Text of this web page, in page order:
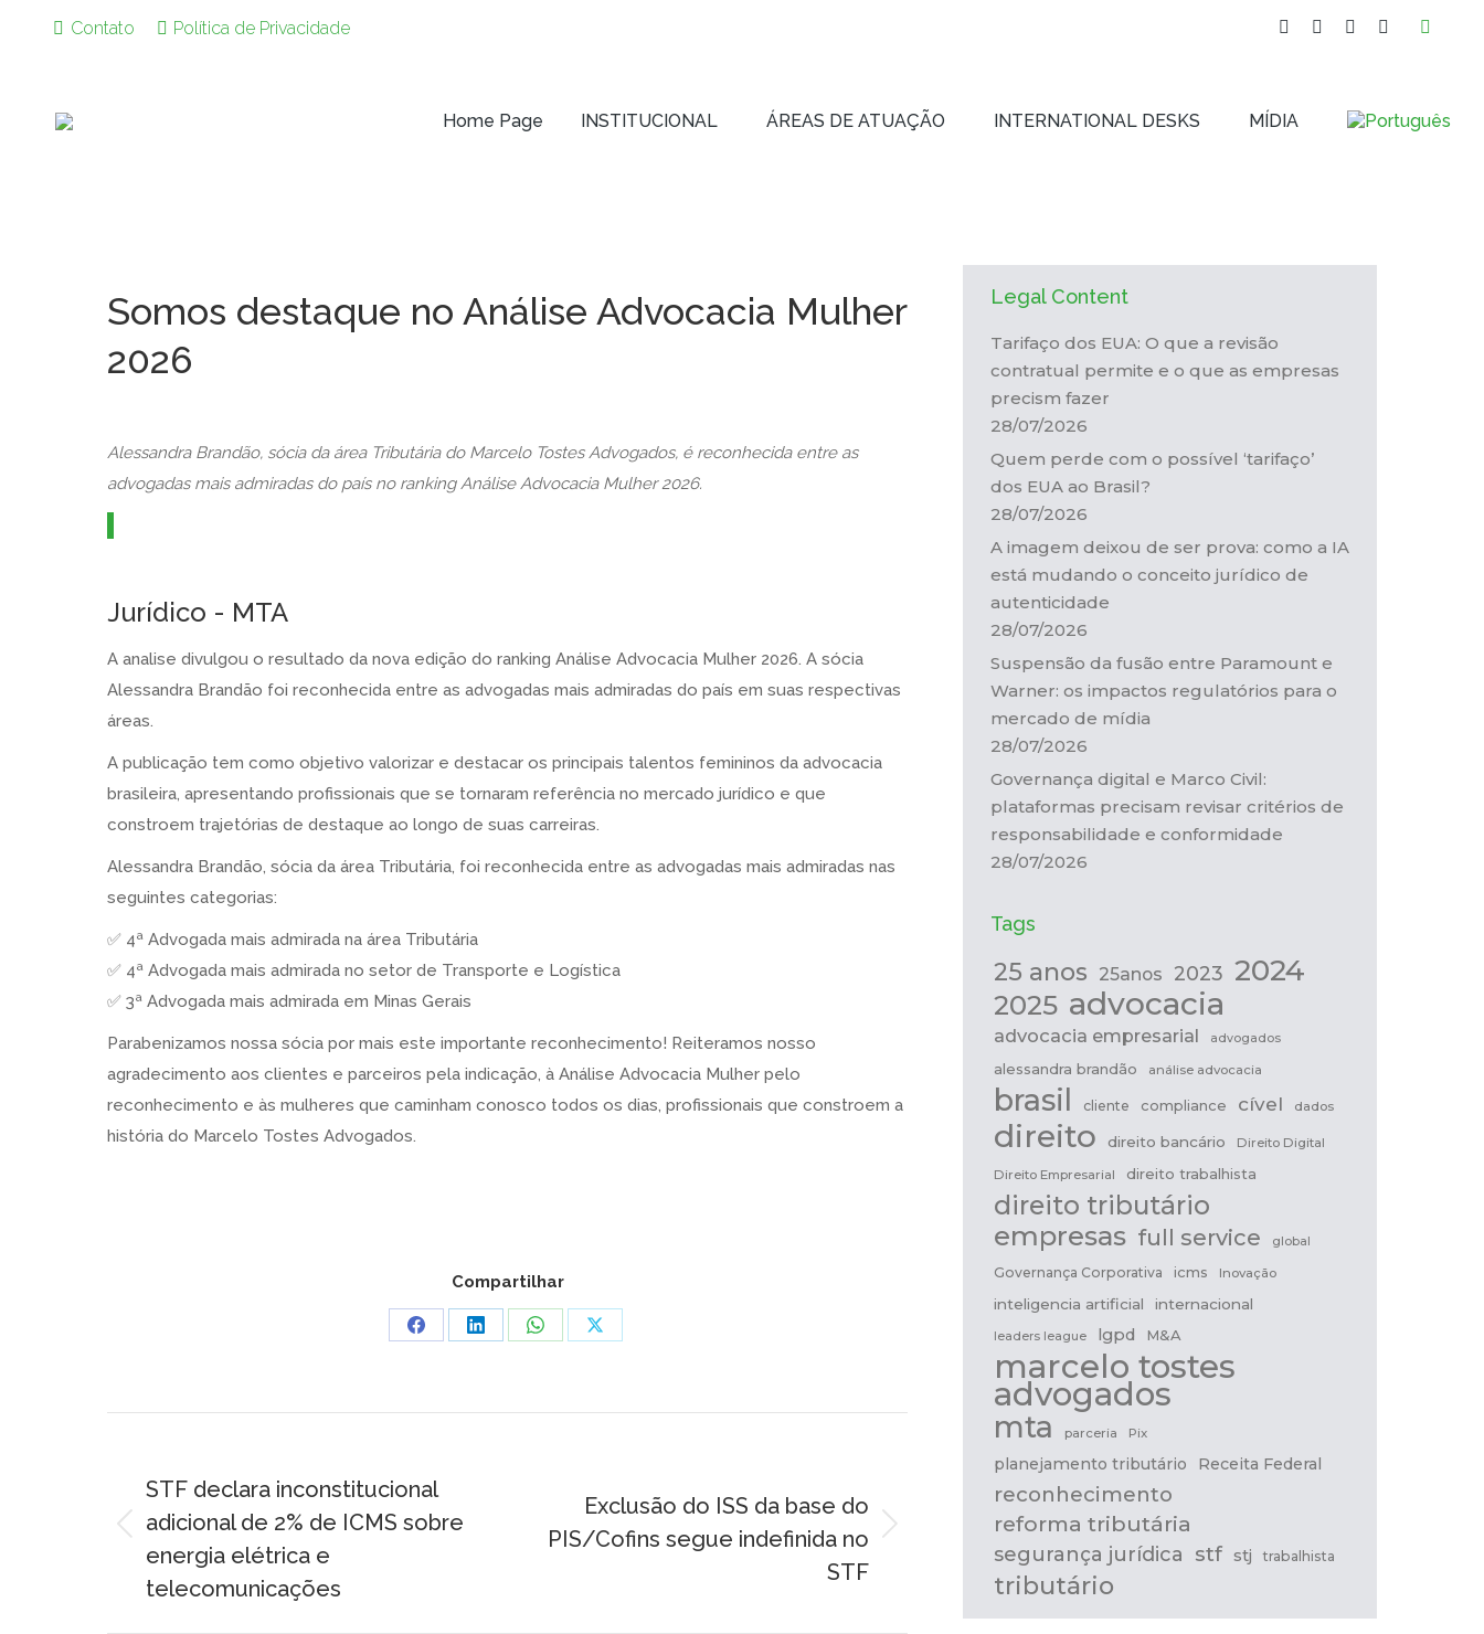
Contato Política de Privacidade
in
in
in
Buscar
Home Page INSTITUCIONAL ÁREAS DE ATUAÇÃO INTERNATIONAL DESKS MÍDIA
Somos destaque no Análise Advocacia Mulher
2026
Alessandra Brandão, sócia da área Tributária do Marcelo Tostes Advogados, é reconhecida entre as
advogadas mais admiradas do país no ranking Análise Advocacia Mulher 2026.
Jurídico - MTA
A analise divulgou o resultado da nova edição do ranking Análise Advocacia Mulher 2026. A sócia
Alessandra Brandão foi reconhecida entre as advogadas mais admiradas do país em suas respectivas
áreas.
A publicação tem como objetivo valorizar e destacar os principais talentos femininos da advocacia
brasileira, apresentando profissionais que se tornaram referência no mercado jurídico e que
constroem trajetórias de destaque ao longo de suas carreiras.
Alessandra Brandão, sócia da área Tributária, foi reconhecida entre as advogadas mais admiradas nas
seguintes categorias:
✅ 4ª Advogada mais admirada na área Tributária
✅ 4ª Advogada mais admirada no setor de Transporte e Logística
✅ 3ª Advogada mais admirada em Minas Gerais
Parabenizamos nossa sócia por mais este importante reconhecimento! Reiteramos nosso
agradecimento aos clientes e parceiros pela indicação, à Análise Advocacia Mulher pelo
reconhecimento e às mulheres que caminham conosco todos os dias, profissionais que constroem a
história do Marcelo Tostes Advogados.
Compartilhar
Share Share Share Share
de
post:
Post
anterior:
STF declara inconstitucional
adicional de 2% de ICMS sobre
energia elétrica e
telecomunicações
Próximo
Exclusão do ISS da base do
PIS/Cofins segue indefinida no
STF
Legal Content
Tarifaço dos EUA: O que a revisão
contratual permite e o que as empresas
precism fazer
28/07/2026
Quem perde com o possível ‘tarifaço’
dos EUA ao Brasil?
28/07/2026
A imagem deixou de ser prova: como a IA
está mudando o conceito jurídico de
autenticidade
28/07/2026
Suspensão da fusão entre Paramount e
Warner: os impactos regulatórios para o
mercado de mídia
28/07/2026
Governança digital e Marco Civil:
plataformas precisam revisar critérios de
responsabilidade e conformidade
28/07/2026
Tags
25 anos 25anos 2023 2024
2025 advocacia
advocacia empresarial advogados
alessandra brandão análise advocacia
brasil cliente compliance cível dados
direito direito bancário Direito Digital
Direito Empresarial direito trabalhista
direito tributário
empresas full service global
Governança Corporativa icms Inovação
inteligencia artificial internacional
leaders league lgpd M&A
marcelo tostes
advogados
mta parceria Pix
planejamento tributário Receita Federal
reconhecimento
reforma tributária
segurança jurídica stf stj trabalhista
tributário
MÍDIA